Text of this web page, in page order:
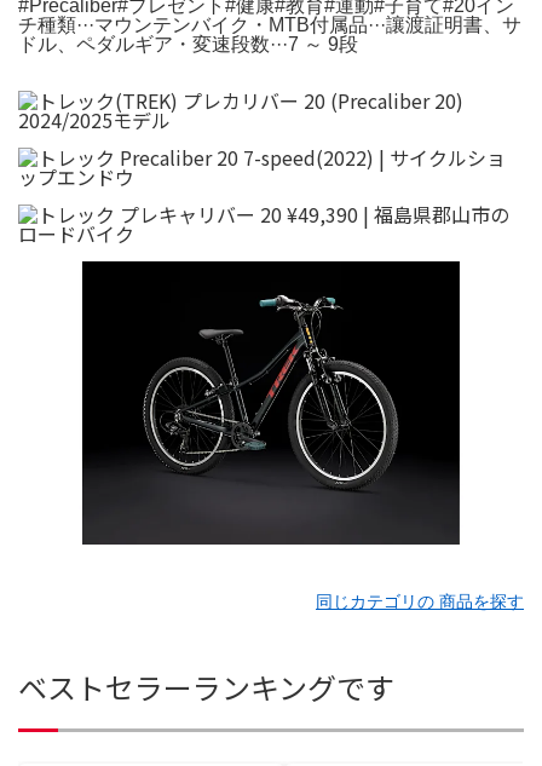
#Precaliber#プレゼント#健康#教育#運動#子育て#20イン
チ種類···マウンテンバイク・MTB付属品···讓渡証明書、サ
ドル、ペダルギア・変速段数···7 ～ 9段
同じカテゴリの 商品を探す
ベストセラーランキングです